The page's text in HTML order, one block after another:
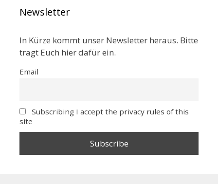
Newsletter
In Kürze kommt unser Newsletter heraus. Bitte
tragt Euch hier dafür ein.
Email
Subscribing I accept the privacy rules of this
site